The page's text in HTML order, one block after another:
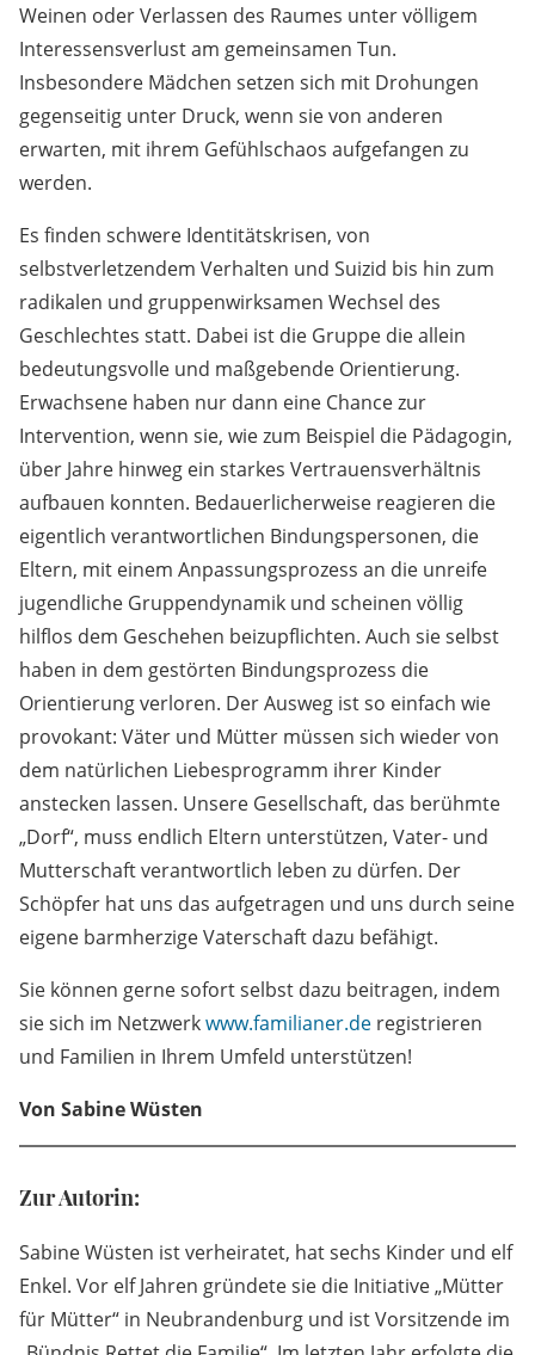
Weinen oder Verlassen des Raumes unter völligem
Interessensverlust am gemeinsamen Tun.
Insbesondere Mädchen setzen sich mit Drohungen
gegenseitig unter Druck, wenn sie von anderen
erwarten, mit ihrem Gefühlschaos aufgefangen zu
werden.
Es finden schwere Identitätskrisen, von
selbstverletzendem Verhalten und Suizid bis hin zum
radikalen und gruppenwirksamen Wechsel des
Geschlechtes statt. Dabei ist die Gruppe die allein
bedeutungsvolle und maßgebende Orientierung.
Erwachsene haben nur dann eine Chance zur
Intervention, wenn sie, wie zum Beispiel die Pädagogin,
über Jahre hinweg ein starkes Vertrauensverhältnis
aufbauen konnten. Bedauerlicherweise reagieren die
eigentlich verantwortlichen Bindungspersonen, die
Eltern, mit einem Anpassungsprozess an die unreife
jugendliche Gruppendynamik und scheinen völlig
hilflos dem Geschehen beizupflichten. Auch sie selbst
haben in dem gestörten Bindungsprozess die
Orientierung verloren. Der Ausweg ist so einfach wie
provokant: Väter und Mütter müssen sich wieder von
dem natürlichen Liebesprogramm ihrer Kinder
anstecken lassen. Unsere Gesellschaft, das berühmte
„Dorf“, muss endlich Eltern unterstützen, Vater- und
Mutterschaft verantwortlich leben zu dürfen. Der
Schöpfer hat uns das aufgetragen und uns durch seine
eigene barmherzige Vaterschaft dazu befähigt.
Sie können gerne sofort selbst dazu beitragen, indem
sie sich im Netzwerkwww.familianer.de registrieren
und Familien in Ihrem Umfeld unterstützen!
Von Sabine Wüsten
Zur Autorin:
Sabine Wüsten ist verheiratet, hat sechs Kinder und elf
Enkel. Vor elf Jahren gründete sie die Initiative „Mütter
für Mütter“ in Neubrandenburg und ist Vorsitzende im